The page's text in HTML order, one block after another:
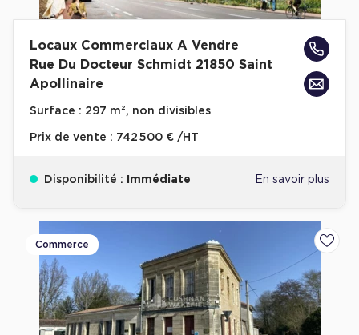
Locaux Commerciaux A Vendre
Rue Du Docteur Schmidt 21850 Saint
Apollinaire
Surface : 297 m², non divisibles
Prix de vente : 742 500 € /HT
Disponibilité : Immédiate En savoir plus
Commerce